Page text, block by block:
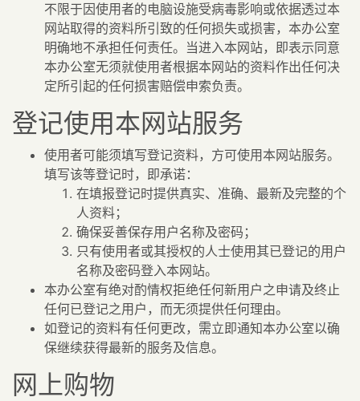
不限于因使用者的电脑设施受病毒影响或依据透过本
网站取得的资料所引致的任何损失或损害，本办公室
明确地不承担任何责任。当进入本网站，即表示同意
本办公室无须就使用者根据本网站的资料作出任何决
定所引起的任何损害赔偿申索负责。
登记使用本网站服务
使用者可能须填写登记资料，方可使用本网站服务。
填写该等登记时，即承诺：
在填报登记时提供真实、准确、最新及完整的个
人资料；
确保妥善保存用户名称及密码；
只有使用者或其授权的人士使用其已登记的用户
名称及密码登入本网站。
本办公室有绝对酌情权拒绝任何新用户之申请及终止
任何已登记之用户，而无须提供任何理由。
如登记的资料有任何更改，需立即通知本办公室以确
保继续获得最新的服务及信息。
网上购物